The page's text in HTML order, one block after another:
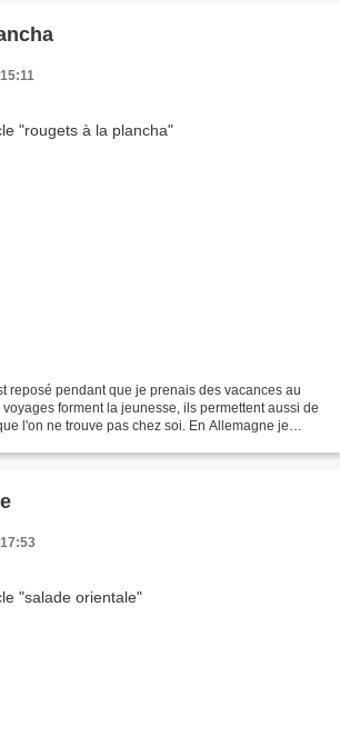
reposé pendant que je prenais des vacances au
voyages forment la jeunesse, ils permettent aussi de
l'on ne trouve pas chez soi. En Allemagne je